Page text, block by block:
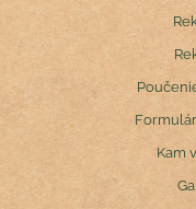
Kam